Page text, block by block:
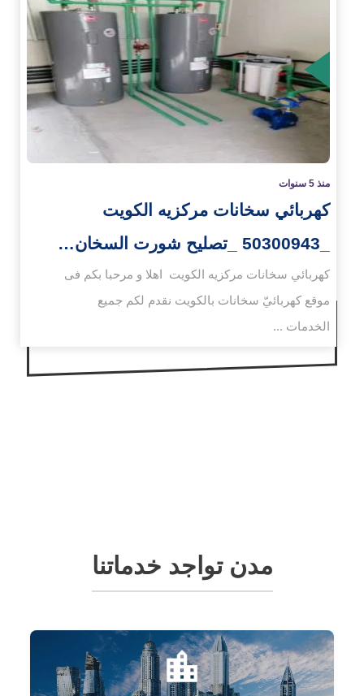
منذ 5 سنوات
كهربائي سخانات مركزيه الكويت
كهربائي سخانات مركزيه الكويت اهلا و مرحبا بكم فى
موقع كهربائيّ سخانات بالكويت نقدم لكم جميع
الخدمات ...
مدن تواجد خدماتنا